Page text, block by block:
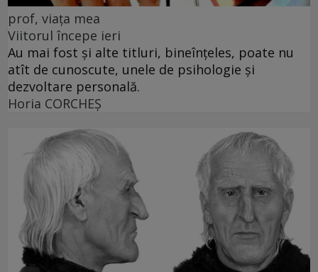
prof, viața mea
Viitorul începe ieri
Au mai fost și alte titluri, bineînțeles, poate nu
atît de cunoscute, unele de psihologie și
dezvoltare personală.
Horia CORCHEŞ